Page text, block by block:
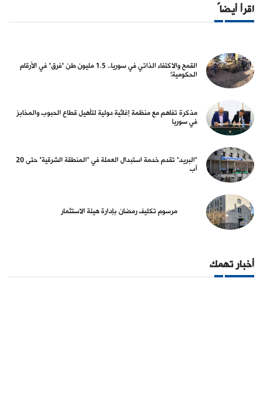
اقرأ أيضاً
القمح والاكتفاء الذاتي في سوريا.. 1.5 مليون طن "فرق" في الأرقام
الحكومية!
مذكرة تفاهم مع منظمة إغاثية دولية لتأهيل قطاع الحبوب والمخابز
في سوريا
"البريد" تقدم خدمة استبدال العملة في "المنطقة الشرقية" حتى 20
آب
مرسوم تكليف رمضان بإدارة هيئة الاستثمار
أخبار تهمك